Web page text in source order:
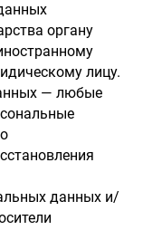
органу
лицу.
— любые
данных и/